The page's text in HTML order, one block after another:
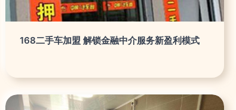
168二手车加盟 解锁金融中介服务新盈利模式